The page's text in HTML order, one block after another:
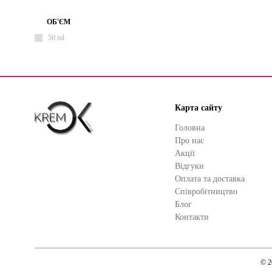
ОБ'ЄМ
50 ml
Карта сайту
Головна
Про нас
Акції
Відгуки
Оплата та доставка
Cпівробітництво
Блог
Контакти
©